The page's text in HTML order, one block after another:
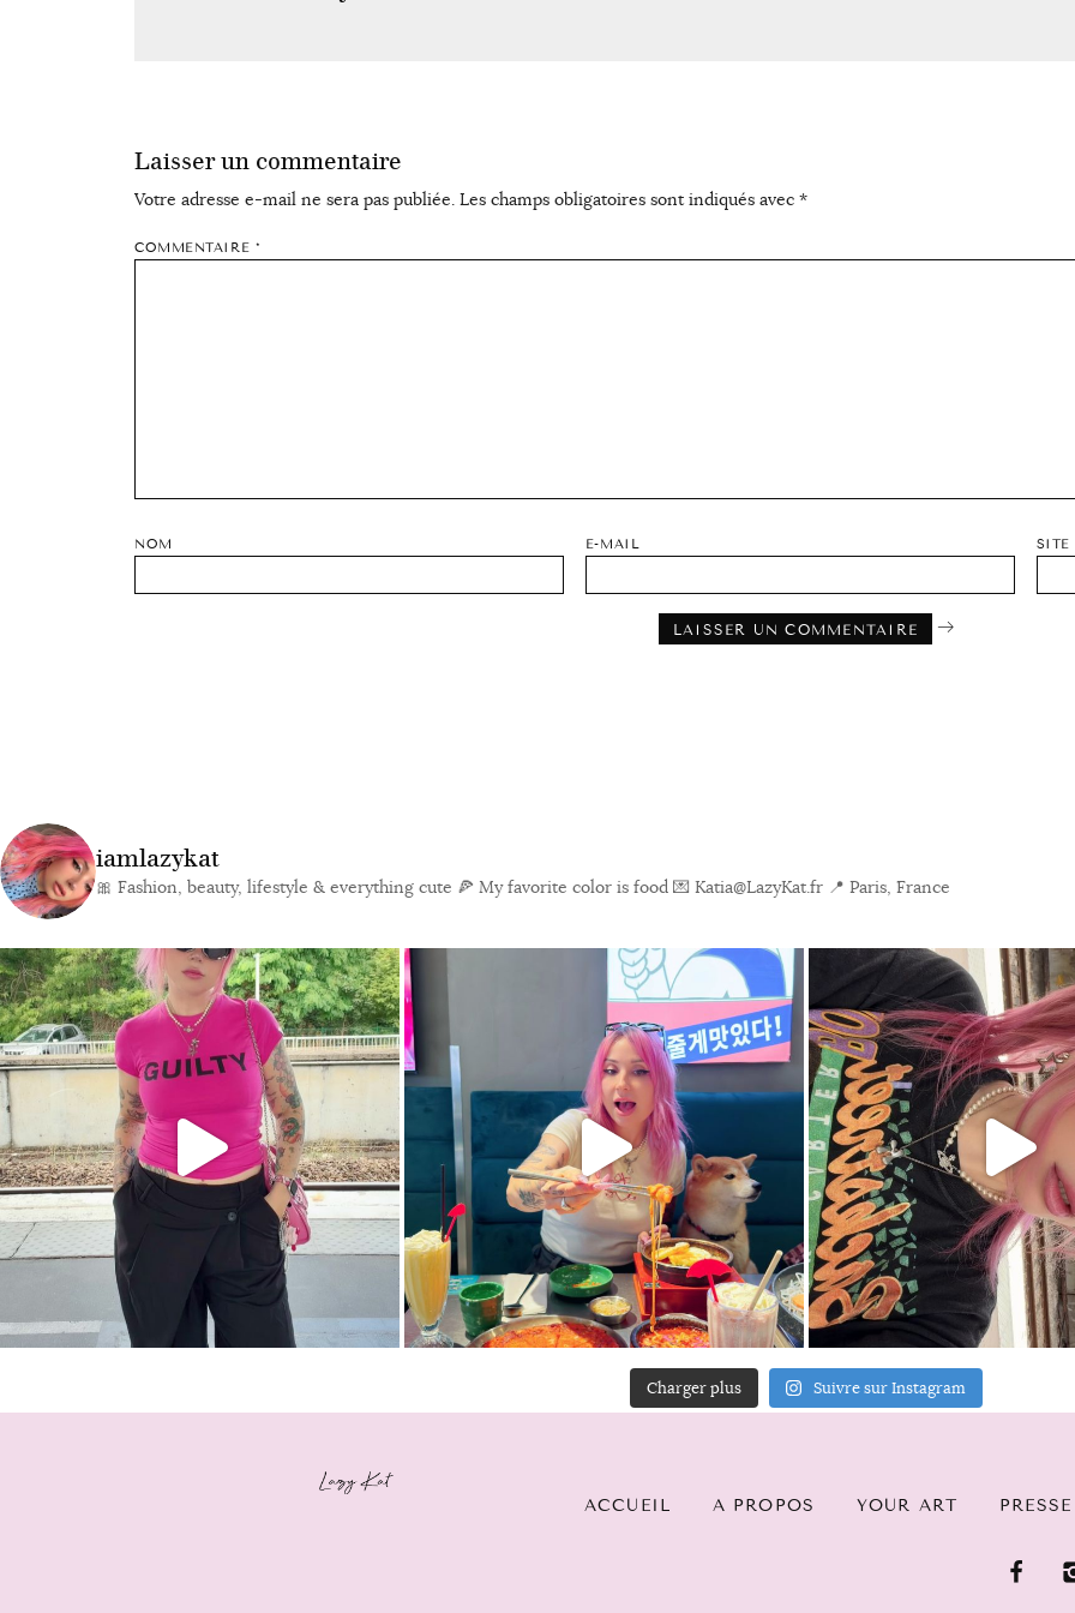
Laisser un commentaire
Votre adresse e-mail ne sera pas publiée. Les champs obligatoires sont indiqués avec *
COMMENTAIRE *
NOM E-MAIL SITE
iamlazykat
🎀 Fashion, beauty, lifestyle & everything cute 🍕 My favorite color is food 💌 Katia@LazyKat.fr 📍 Paris, France
Charger plus Suivre sur Instagram
ACCUEIL A PROPOS YOUR ART PRESSE